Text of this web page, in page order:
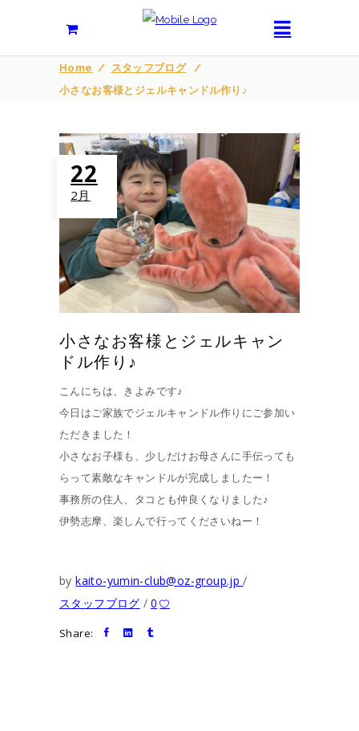
Home / スタッフブログ
/
小さなお客様とジェルキャンドル作り♪
22
2月
小さなお客様とジェルキャン
ドル作り♪
こんにちは、きよみです♪
今日はご家族でジェルキャンドル作りにご参加い
ただきました！
小さなお子様も、少しだけお母さんに手伝っても
らって素敵なキャンドルが完成しましたー！
事務所の住人、タコとも仲良くなりました♪
伊勢志摩、楽しんで行ってくださいねー！
bykaito-yumin-club@oz-group.jp
スタッフブログ
0
Share: